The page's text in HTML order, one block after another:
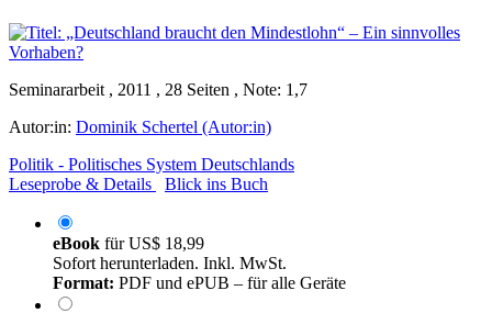
Seminararbeit , 2011 , 28 Seiten , Note: 1,7
Autor:in: Dominik Schertel (Autor:in)
Politik - Politisches System Deutschlands
Leseprobe & Details
Blick ins Buch
eBook fürUS$ 18,99
Sofort herunterladen. Inkl. MwSt.
Format: PDF und ePUB – für alle Geräte